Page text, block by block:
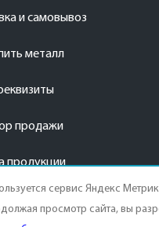
и самовывоз
металл
продажи
продукции
сервис Яндекс
просмотр сайта, вы